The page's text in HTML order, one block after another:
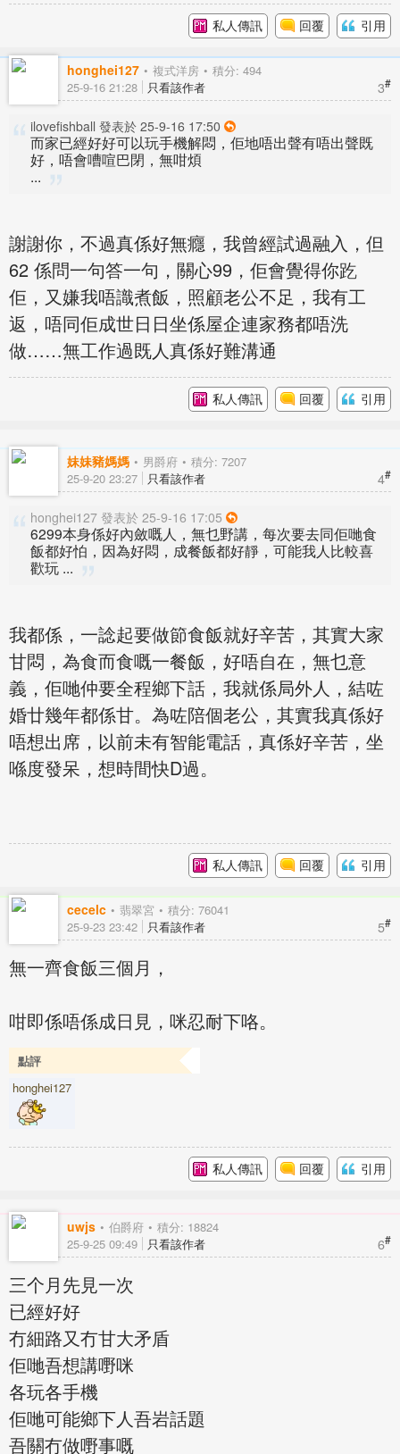
私人傳訊 回覆 引用
honghei127 複式洋房 積分: 494
3#
25-9-16 21:28 只看該作者
ilovefishball 發表於 25-9-16 17:50
而家已經好好可以玩手機解悶，佢地唔出聲有唔出聲既
好，唔會嘈喧巴閉，無咁煩
...
謝謝你，不過真係好無癮，我曾經試過融入，但
62 係問一句答一句，關心99，佢會覺得你趷
佢，又嫌我唔識煮飯，照顧老公不足，我有工
返，唔同佢成世日日坐係屋企連家務都唔洗
做……無工作過既人真係好難溝通
私人傳訊 回覆 引用
妹妹豬媽媽 男爵府 積分: 7207
4#
25-9-20 23:27 只看該作者
honghei127 發表於 25-9-16 17:05
6299本身係好內斂嘅人，無乜野講，每次要去同佢哋食
飯都好怕，因為好悶，成餐飯都好靜，可能我人比較喜
歡玩 ...
我都係，一諗起要做節食飯就好辛苦，其實大家
甘悶，為食而食嘅一餐飯，好唔自在，無乜意
義，佢哋仲要全程鄉下話，我就係局外人，結咗
婚廿幾年都係甘。為咗陪個老公，其實我真係好
唔想出席，以前未有智能電話，真係好辛苦，坐
喺度發呆，想時間快D過。
私人傳訊 回覆 引用
cecelc 翡翠宮 積分: 76041
5#
25-9-23 23:42 只看該作者
無一齊食飯三個月，
咁即係唔係成日見，咪忍耐下咯。
點評
honghei127
私人傳訊 回覆 引用
uwjs 伯爵府 積分: 18824
6#
25-9-25 09:49 只看該作者
三个月先見一次
已經好好
冇細路又冇甘大矛盾
佢哋吾想講嘢咪
各玩各手機
佢哋可能鄉下人吾岩話題
吾關冇做嘢事嘅